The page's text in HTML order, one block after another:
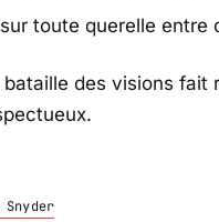
toute querelle entre
des visions fait
Snyder